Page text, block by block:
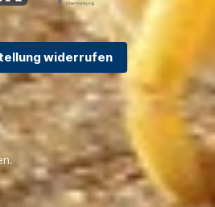
widerrufen